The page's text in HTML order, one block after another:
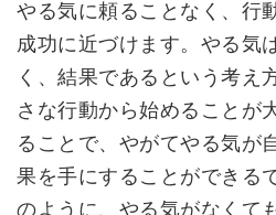
やる気に頼ることなく、行
成功に近づけます。やる気
く、結果であるという考え
さな行動から始めることが
ることで、やがてやる気が
果を手にすることができる
のように、やる気がなくて